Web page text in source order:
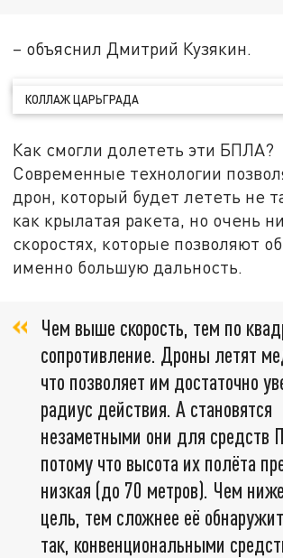
– объяснил Дмитрий Кузякин.
КОЛЛАЖ ЦАРЬГРАДА
Как смогли долететь эти БПЛА?
Современные технологии
дрон, который будет лететь не
как крылатая ракета, но очень
скоростях, которые позволяют
именно большую дальность.
Чем выше скорость, тем по
сопротивление. Дроны летят
что позволяет им достаточно
радиус действия. А становятся
незаметными они для средств
потому что высота их полёта
низкая (до 70 метров). Чем
цель, тем сложнее её
так, конвенциональными